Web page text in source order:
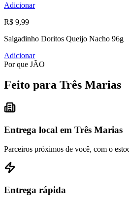
Adicionar
R$ 9,99
Salgadinho Doritos Queijo Nacho 96g
Adicionar
Por que JÃO
Feito para Três Marias
Entrega local em Três Marias
Parceiros próximos de você, com o
Entrega rápida